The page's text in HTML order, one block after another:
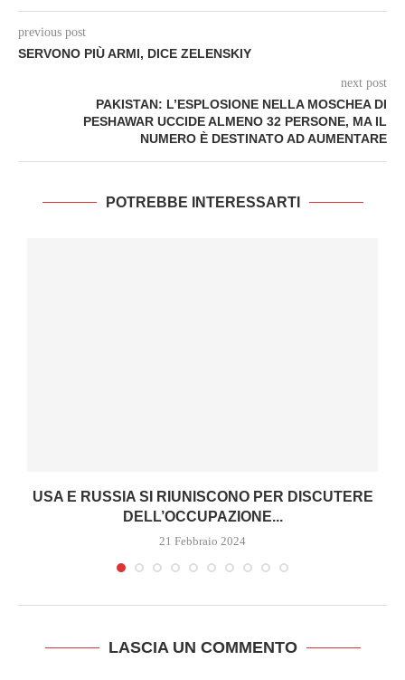
previous post
SERVONO PIÙ ARMI, DICE ZELENSKIY
next post
PAKISTAN: L’ESPLOSIONE NELLA MOSCHEA DI
PESHAWAR UCCIDE ALMENO 32 PERSONE, MA IL
NUMERO È DESTINATO AD AUMENTARE
POTREBBE INTERESSARTI
USA E RUSSIA SI RIUNISCONO PER DISCUTERE
DELL’OCCUPAZIONE...
21 Febbraio 2024
LASCIA UN COMMENTO